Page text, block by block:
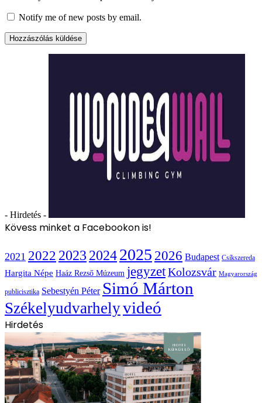
Notify me of new posts by email.
- Hirdetés -
Kövess minket a Facebookon is!
2021 2022 2023 20242025 2026 Budapest Csíkszereda
Hargita Népe Haáz Rezső Múzeum jegyzetKolozsvár Magyarország
publicisztika Sebestyén Péter Simó Márton
Székelyudvarhelyvideó
Hirdetés